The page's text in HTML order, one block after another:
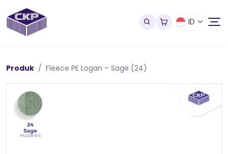
ID
Produk Fleece PE Logan – Sage (24)